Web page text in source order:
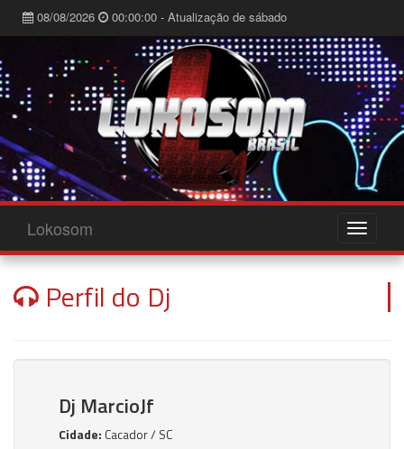
08/08/2026 00:00:00 - Atualização de sábado
Lokosom
Perfil do Dj
Dj MarcioJf
Cidade: Cacador / SC